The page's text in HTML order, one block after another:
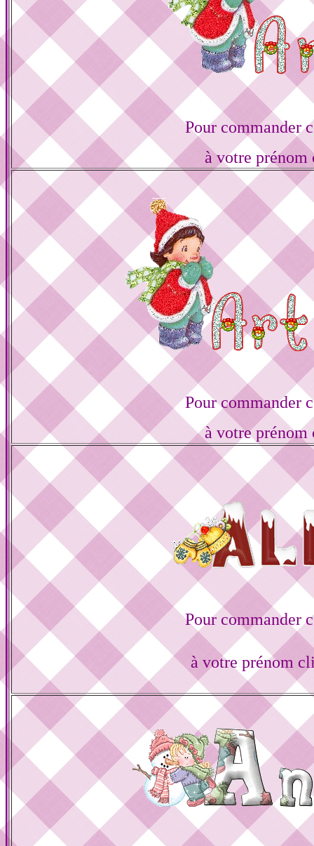
Pour commander
à votre prénom
Pour commander
à votre prénom
Pour commander
à votre prénom